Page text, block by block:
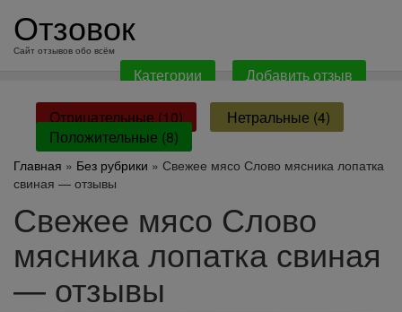
содержанию
Отзовок
Сайт отзывов обо всём
Категории Добавить отзыв
Отрицательные (10)
Нетральные (4)
Положительные (8)
Главная » Без рубрики » Свежее мясо Слово мясника лопатка
свиная — отзывы
Свежее мясо Слово
мясника лопатка свиная
— отзывы